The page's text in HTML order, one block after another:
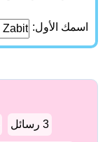
اسمك الأول:
3 رسائل